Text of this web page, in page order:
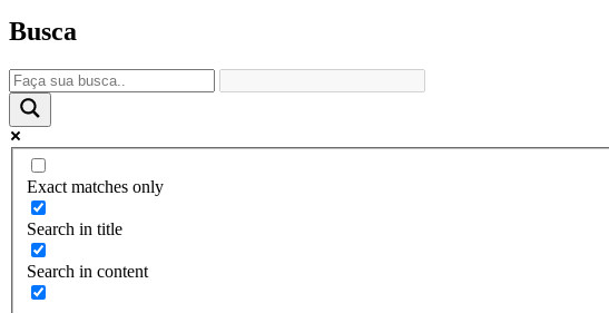
Busca
Exact matches only
Search in title
Search in content